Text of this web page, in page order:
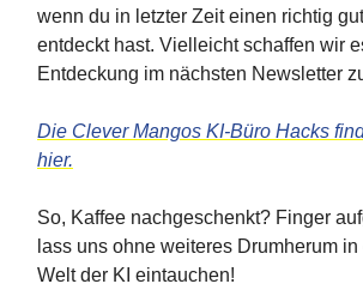
wenn du in letzter Zeit einen richtig
entdeckt hast. Vielleicht schaffen wir
Entdeckung im nächsten Newsletter
Die Clever Mangos KI-Büro Hacks
hier.
So, Kaffee nachgeschenkt? Finger
lass uns ohne weiteres Drumherum
Welt der KI eintauchen!